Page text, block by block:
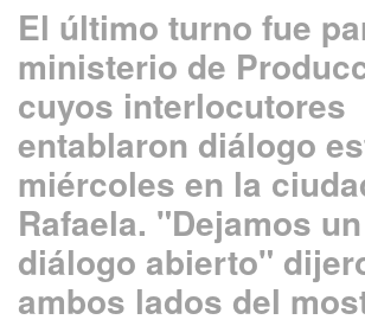
El último turno fue
ministerio de
cuyos interlocutores
entablaron diálogo
miércoles en la
Rafaela. "Dejamos
diálogo abierto"
ambos lados del